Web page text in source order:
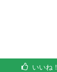
いいね！